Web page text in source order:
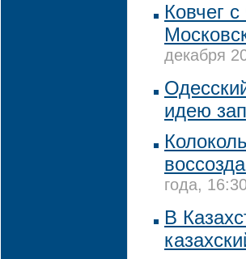
Ковчег
декабря
идею
года,
В